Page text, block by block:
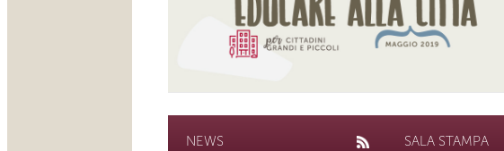
NEWS SALA STAMPA